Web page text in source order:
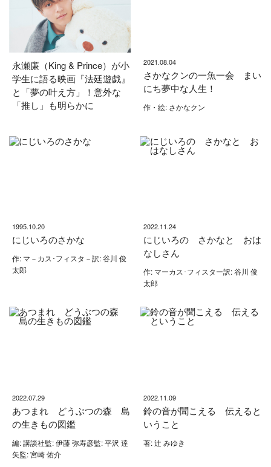
永瀬廉（King & Prince）が小
学生に語る映画『法廷遊戯』
と「夢の叶え方」！意外な
「推し」も明らかに
2021.08.04
さかなクンの一魚一会 まい
にち夢中な人生！
作・絵: さかなクン
1995.10.20
にじいろのさかな
作: マ－カス･フィスタ－訳: 谷川 俊
太郎
2022.11.24
にじいろの さかなと おは
なしさん
作: マーカス･フィスター訳: 谷川 俊
太郎
2022.07.29
あつまれ どうぶつの森 島
の生きもの図鑑
編: 講談社監: 伊藤 弥寿彦監: 平沢 達
矢監: 宮崎 佑介
2022.11.09
鈴の音が聞こえる 伝えると
いうこと
著: 辻 みゆき